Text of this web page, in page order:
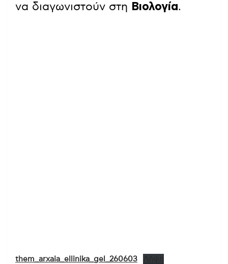
να διαγωνιστούν στη Βιολογία.
them_arxaia_ellinika_gel_260603